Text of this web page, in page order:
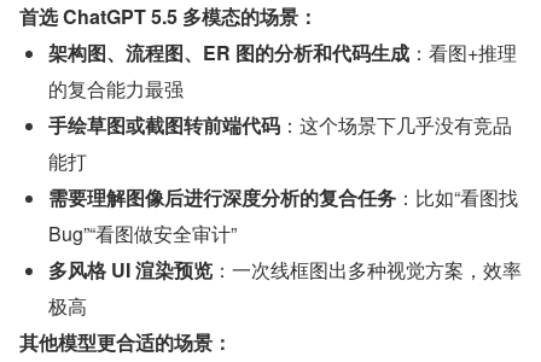
首选 ChatGPT 5.5 多模态的场景：
架构图、流程图、ER 图的分析和代码生成 ：看图+推理
的复合能力最强
手绘草图或截图转前端代码 ：这个场景下几乎没有竞品
能打
需要理解图像后进行深度分析的复合任务 ：比如“看图找
Bug”“看图做安全审计”
多风格 UI 渲染预览 ：一次线框图出多种视觉方案，效率
极高
其他模型更合适的场景：